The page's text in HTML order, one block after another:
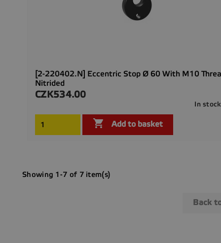
[2-220402.N] Eccentric Stop Ø 60 With M10
Nitrided
Price
CZK534.00
In stock
 Add to basket
Showing 1-7 of 7 item(s)
Back